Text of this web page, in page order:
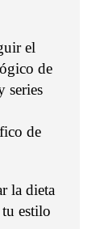
el
de
series
de
la dieta
estilo